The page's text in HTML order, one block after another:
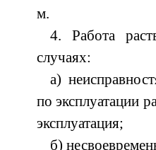
м.
4. Работа
случаях:
а)
по эксплуатации
эксплуатация;
б)